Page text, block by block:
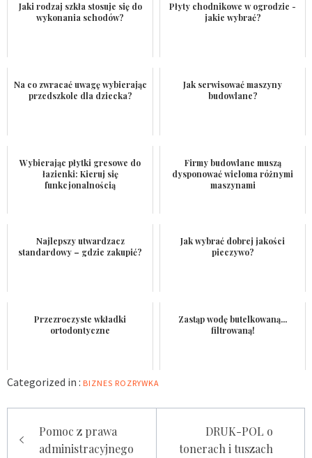
Jaki rodzaj szkła stosuje się do
wykonania schodów?
Płyty chodnikowe w ogrodzie -
jakie wybrać?
Na co zwracać uwagę wybierając
przedszkole dla dziecka?
Jak serwisować maszyny
budowlane?
Wybierając płytki gresowe do
łazienki: Kieruj się
funkcjonalnością
Firmy budowlane muszą
dysponować wieloma różnymi
maszynami
Najlepszy utwardzacz
standardowy – gdzie zakupić?
Jak wybrać dobrej jakości
pieczywo?
Przezroczyste wkładki
ortodontyczne
Zastąp wodę butelkowaną...
filtrowaną!
Categorized in : BIZNES ROZRYWKA
wpisuPomoc z prawa
administracyjnego
DRUK-POL o
tonerach i tuszach